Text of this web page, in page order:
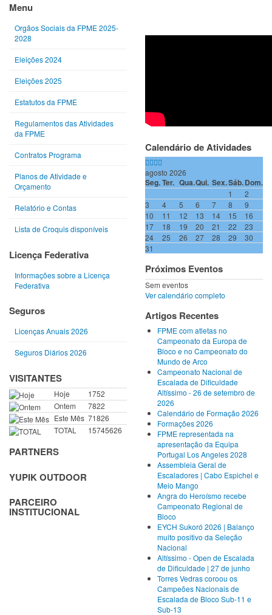
Menu
Orgãos Sociais da FPME 2025-
2028
Eleições 2024
Eleições 2025
Estatutos da FPME
Regulamentos das Atividades
da FPME
Contratos Programa
Planos de Atividade e
Orçamento
Relatório e Contas
Lista de Croquis disponíveis
Licença Federativa
Informações sobre a Licença
Federativa
Seguros
Licenças Anuais 2026
Seguros Diários 2026
VISITANTES
Hoje
1752
Ontem
7822
Este Mês 71826
TOTAL
15745626
PARTNERS
YUPIK OUTDOOR
PARCEIRO
INSTITUCIONAL
Calendário de Atividades
agosto 2026
Seg.Ter. Qua.Qui. Sex.Sáb.Dom.
1
2
3
4 5 6 7 8
9
10
11 12 13 14 15
16
17
18 19 20 21 22
23
24
25 26 27 28 29
30
31
Próximos Eventos
Sem eventos
Ver calendário completo
Artigos Recentes
FPME com atletas no
Campeonato da Europa de
Bloco e no Campeonato do
Mundo de Arco
Campeonato Nacional de
Escalada de Dificuldade
Altíssimo - 26 de setembro de
2026
Calendário de Formação 2026
Formações 2026
FPME representada na
apresentação da Equipa
Portugal Los Angeles 2028
Assembleia Geral de
Escaladores | Cabo Espichel e
Meio Mango
Angra do Heroísmo recebe
Campeonato Regional de
Bloco
EYCH Sukoró 2026 | Balanço
muito positivo da Seleção
Nacional
Altíssimo - Open de Escalada
de Dificuldade | 27 de junho
Torres Vedras coroou os
Campeões Nacionais de
Escalada de Bloco Sub-11 e
Sub-13